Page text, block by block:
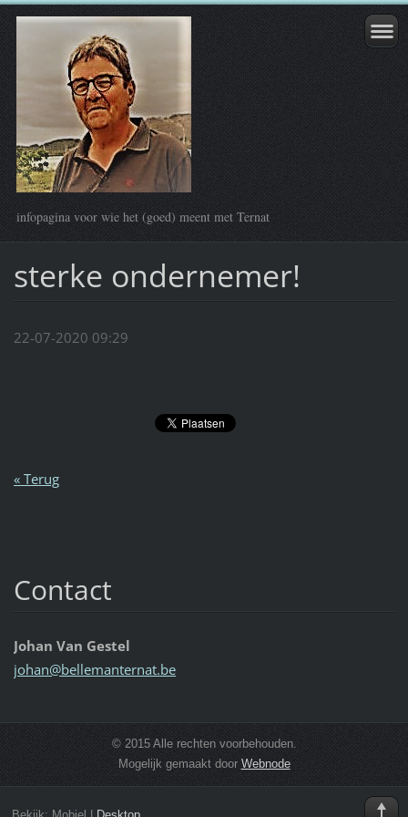
infopagina voor wie het (goed) meent met Ternat
sterke ondernemer!
22-07-2020 09:29
« Terug
Contact
Johan Van Gestel
johan@bellemanternat.be
© 2015 Alle rechten voorbehouden.
Mogelijk gemaakt door Webnode